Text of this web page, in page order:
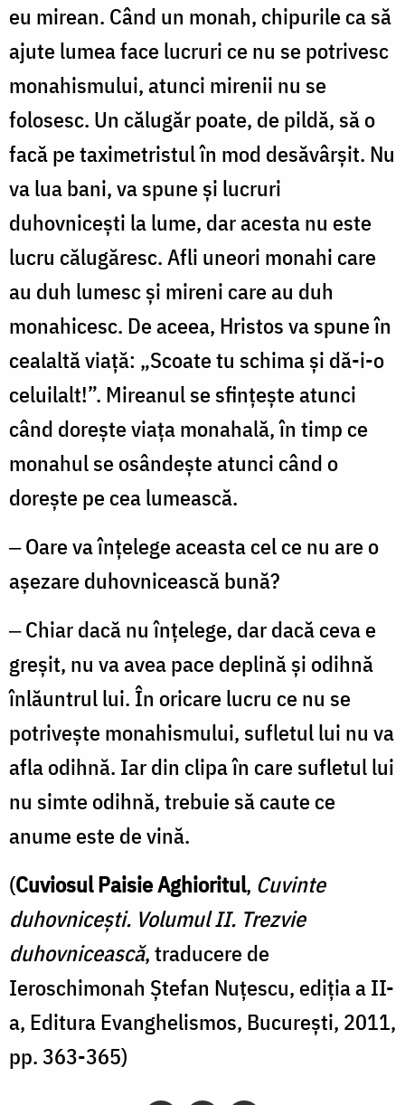
eu mirean. Când un monah, chipurile ca să
ajute lumea face lucruri ce nu se potrivesc
monahismului, atunci mirenii nu se
folosesc. Un călugăr poate, de pildă, să o
facă pe taximetristul în mod desă­vârşit. Nu
va lua bani, va spune şi lucruri
duhovniceşti la lume, dar acesta nu este
lucru călugăresc. Afli une­ori monahi care
au duh lumesc şi mireni care au duh
monahicesc. De aceea, Hristos va spune în
cealaltă viaţă: „Scoate tu schima şi dă-i-o
celuilalt!”. Mireanul se sfinţeşte atunci
când doreşte viaţa monahală, în timp ce
monahul se osândeşte atunci când o
doreşte pe cea lumească.
‒ Oare va înţelege aceasta cel ce nu are o
aşezare duhovnicească bună?
‒ Chiar dacă nu înţelege, dar dacă ceva e
greşit, nu va avea pace deplină şi odihnă
înlăuntrul lui. În orica­re lucru ce nu se
potriveşte monahismului, sufletul lui nu va
afla odihnă. Iar din clipa în care sufletul lui
nu simte odihnă, trebuie să caute ce
anume este de vină.
(Cuviosul Paisie Aghioritul, Cuvinte
duhovnicești. Volumul II. Trezvie
duhovnicească, traducere de
Ieroschimonah Ștefan Nuțescu, ediția a II-
a, Editura Evanghelismos, București, 2011,
pp. 363-365)